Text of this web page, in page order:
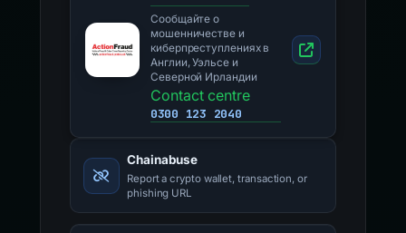
Сообщайте о
мошенничестве и
киберпреступлениях в
Англии, Уэльсе и
Северной Ирландии
Contact centre
0300 123 2040
Chainabuse
Report a crypto wallet, transaction, or
phishing URL